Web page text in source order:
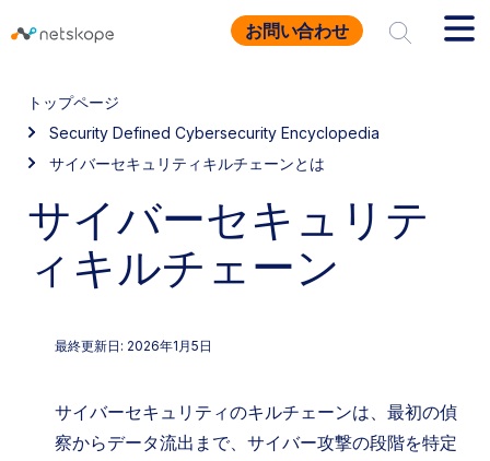
お問い合わせ
トップページ
Security Defined Cybersecurity Encyclopedia
サイバーセキュリティキルチェーンとは
サイバーセキュリテ
ィキルチェーン
最終更新日: 2026年1月5日
サイバーセキュリティのキルチェーンは、最初の偵
察からデータ流出まで、サイバー攻撃の段階を特定